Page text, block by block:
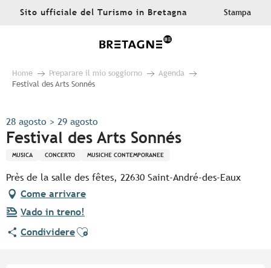
AllerSito ufficiale del Turismo in Bretagna Stampa
Home Preparare il mio soggiorno
Agenda
Festival des Arts Sonnés
28 agosto > 29 agosto
Festival des Arts Sonnés
MUSICA CONCERTO MUSICHE CONTEMPORANEE
Près de la salle des fêtes, 22630 Saint-André-des-Eaux
Come arrivare
Vado in treno!
CondividereAjouter aux favoris